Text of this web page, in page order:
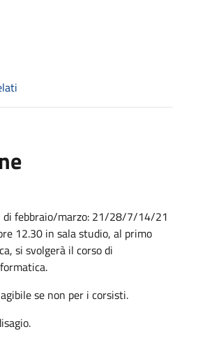
di febbraio/marzo: 21/28/7/14/21
12.30 in sala studio, al primo
si svolgerà il corso di
se non per i corsisti.